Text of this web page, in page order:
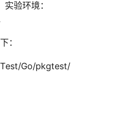
验环境：
：
Go/pkgtest/